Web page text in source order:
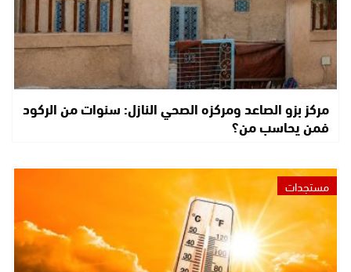
مركز بزو الصاعد ومركزه الصحي النازل: سنوات من الركود
فمن يحاسب من؟
مستجدات